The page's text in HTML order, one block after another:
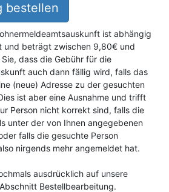
bestellen
ist abhängig
und beträgt zwischen 9,80€ und
dass die Gebühr für die
auch dann fällig wird, falls das
(neue) Adresse zu der gesuchten
ist aber eine Ausnahme und trifft
Person nicht korrekt sind, falls die
unter der von Ihnen angegebenen
falls die gesuchte Person
nirgends mehr angemeldet hat.
ausdrücklich auf unsere
Bestellbearbeitung.